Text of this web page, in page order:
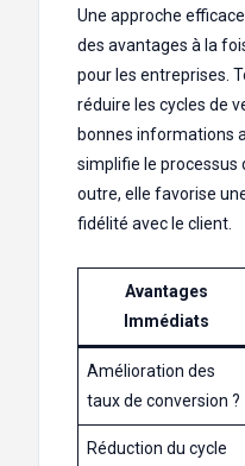
Une approche
des avantages à la
pour les entreprises.
réduire les cycles de
bonnes informations
simplifie le processus
outre, elle favorise
fidélité avec le client.
Avantages
Immédiats
Amélioration des
taux de conversion ?
Réduction du cycle